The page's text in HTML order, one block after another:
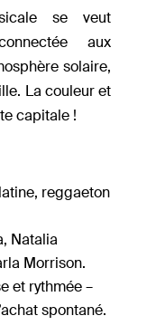
se veut
aux
solaire,
La couleur et
capitale !
reggaeton
Natalia
Morrison.
et rythmée –
spontané.